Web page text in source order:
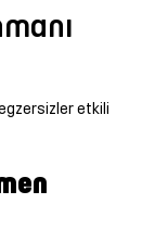
egzersizler etkili